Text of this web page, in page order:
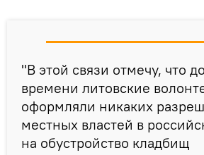
"В этой связи отмечу, что
времени литовские
оформляли никаких
местных властей в
на обустройство кладбищ